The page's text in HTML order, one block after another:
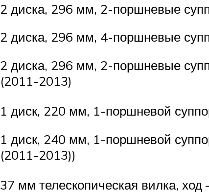
2 диска, 296 мм, 2-поршневые
2 диска, 296 мм, 4-поршневые
2 диска, 296 мм, 2-поршневые
(2011-2013)
1 диск, 220 мм, 1-поршневой
1 диск, 240 мм, 1-поршневой
(2011-2013))
37 мм телескопическая вилка,